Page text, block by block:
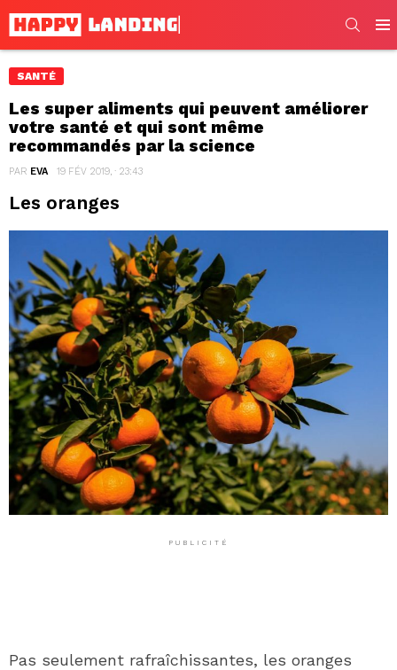
SANTÉ
Les super aliments qui peuvent améliorer
votre santé et qui sont même
recommandés par la science
PAR EVA 19 FÉV 2019, · 23:43
Les oranges
PUBLICITÉ
Pas seulement rafraîchissantes, les oranges